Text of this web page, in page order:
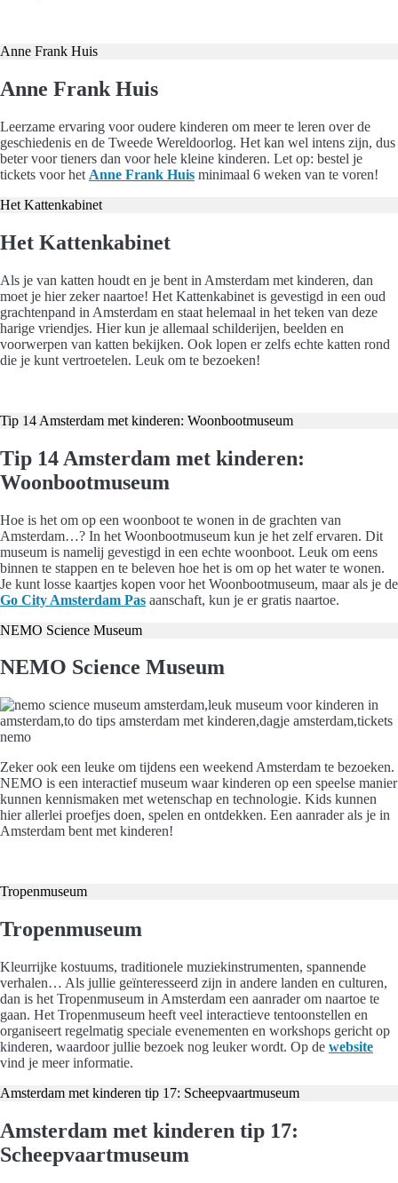
Anne Frank Huis
Anne Frank Huis
Leerzame ervaring voor oudere kinderen om meer te leren over de
geschiedenis en de Tweede Wereldoorlog. Het kan wel intens zijn, dus
beter voor tieners dan voor hele kleine kinderen. Let op: bestel je
tickets voor het Anne Frank Huis minimaal 6 weken van te voren!
Het Kattenkabinet
Het Kattenkabinet
Als je van katten houdt en je bent in Amsterdam met kinderen, dan
moet je hier zeker naartoe! Het Kattenkabinet is gevestigd in een oud
grachtenpand in Amsterdam en staat helemaal in het teken van deze
harige vriendjes. Hier kun je allemaal schilderijen, beelden en
voorwerpen van katten bekijken. Ook lopen er zelfs echte katten rond
die je kunt vertroetelen. Leuk om te bezoeken!
Tip 14 Amsterdam met kinderen: Woonbootmuseum
Tip 14 Amsterdam met kinderen:
Woonbootmuseum
Hoe is het om op een woonboot te wonen in de grachten van
Amsterdam…? In het Woonbootmuseum kun je het zelf ervaren. Dit
museum is namelij gevestigd in een echte woonboot. Leuk om eens
binnen te stappen en te beleven hoe het is om op het water te wonen.
Je kunt losse kaartjes kopen voor het Woonbootmuseum, maar als je de
Go City Amsterdam Pas aanschaft, kun je er gratis naartoe.
NEMO Science Museum
NEMO Science Museum
Zeker ook een leuke om tijdens een weekend Amsterdam te bezoeken.
NEMO is een interactief museum waar kinderen op een speelse manier
kunnen kennismaken met wetenschap en technologie. Kids kunnen
hier allerlei proefjes doen, spelen en ontdekken. Een aanrader als je in
Amsterdam bent met kinderen!
Tropenmuseum
Tropenmuseum
Kleurrijke kostuums, traditionele muziekinstrumenten, spannende
verhalen… Als jullie geïnteresseerd zijn in andere landen en culturen,
dan is het Tropenmuseum in Amsterdam een aanrader om naartoe te
gaan. Het Tropenmuseum heeft veel interactieve tentoonstellen en
organiseert regelmatig speciale evenementen en workshops gericht op
kinderen, waardoor jullie bezoek nog leuker wordt. Op de website
vind je meer informatie.
Amsterdam met kinderen tip 17: Scheepvaartmuseum
Amsterdam met kinderen tip 17:
Scheepvaartmuseum